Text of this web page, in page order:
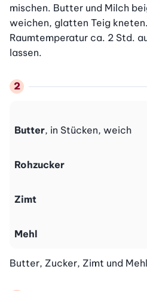
mischen. Butter und Milch
weichen, glatten Teig
Raumtemperatur ca. 2 Std.
lassen.
Butter, in Stücken, weich
Rohzucker
Zimt
Mehl
Butter, Zucker, Zimt und